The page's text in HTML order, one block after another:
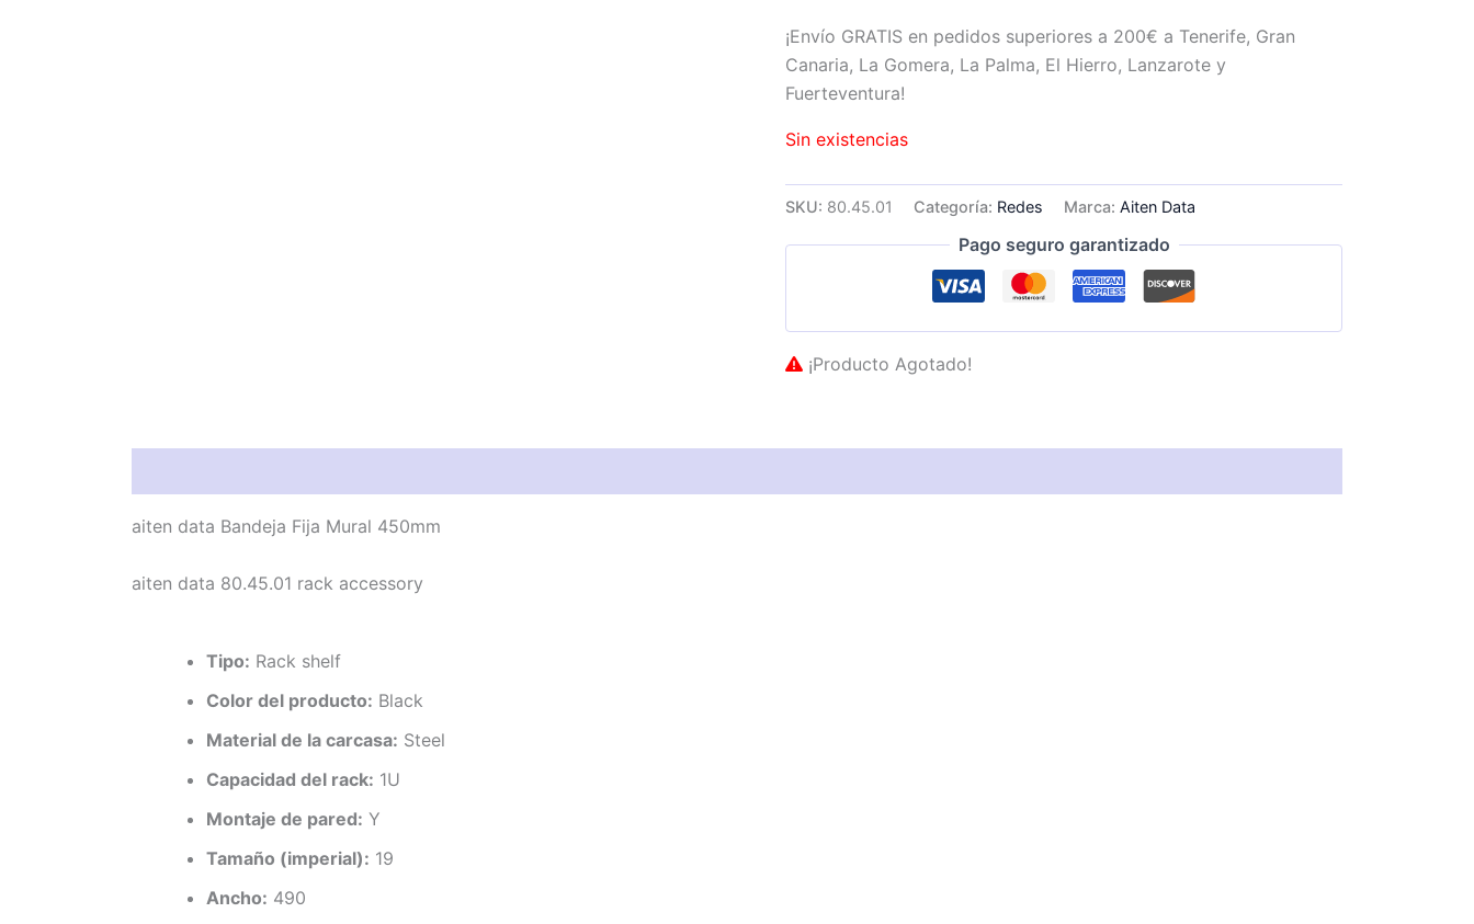
¡Envío GRATIS en pedidos superiores a 200€ a Tenerife, Gran
Canaria, La Gomera, La Palma, El Hierro, Lanzarote y
Fuerteventura!
Sin existencias
SKU: 80.45.01 Categoría: Redes Marca:Aiten Data
Pago seguro garantizado
¡Producto Agotado!
aiten data Bandeja Fija Mural 450mm
aiten data 80.45.01 rack accessory
Tipo: Rack shelf
Color del producto: Black
Material de la carcasa: Steel
Capacidad del rack: 1U
Montaje de pared: Y
Tamaño (imperial): 19
Ancho: 490